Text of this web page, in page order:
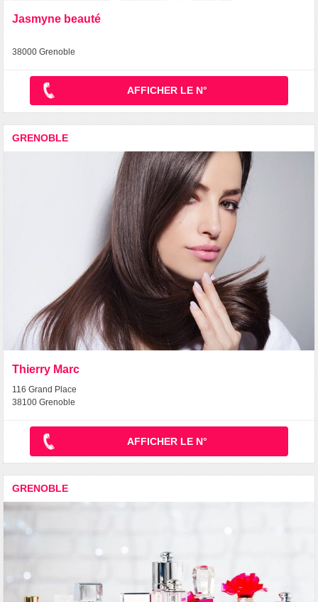
Jasmyne beauté
38000 Grenoble
AFFICHER LE N°
GRENOBLE
Thierry Marc
116 Grand Place
38100 Grenoble
AFFICHER LE N°
GRENOBLE